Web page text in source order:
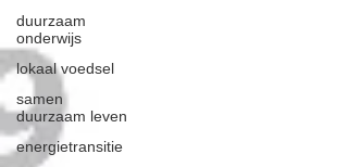
duurzaam
onderwijs
lokaal voedsel
samen
duurzaam leven
energietransitie